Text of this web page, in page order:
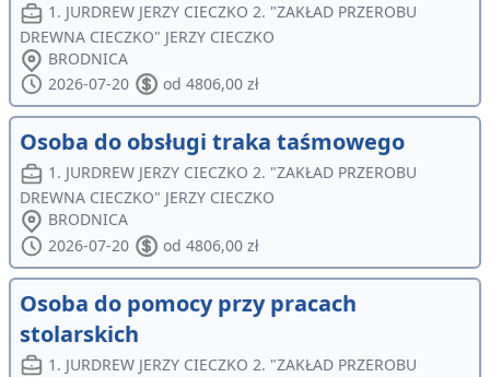
1. JURDREW JERZY CIECZKO 2. "ZAKŁAD PRZEROBU
DREWNA CIECZKO" JERZY CIECZKO
BRODNICA
2026-07-20
od 4806,00 zł
Osoba do obsługi traka taśmowego
1. JURDREW JERZY CIECZKO 2. "ZAKŁAD PRZEROBU
DREWNA CIECZKO" JERZY CIECZKO
BRODNICA
2026-07-20
od 4806,00 zł
Osoba do pomocy przy pracach
stolarskich
1. JURDREW JERZY CIECZKO 2. "ZAKŁAD PRZEROBU